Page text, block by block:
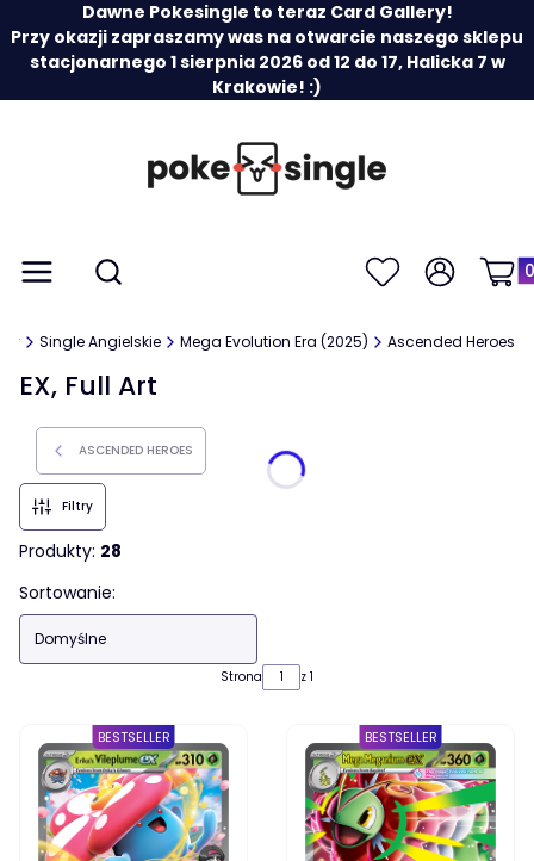
Dawne Pokesingle to teraz Card Gallery!
Przy okazji zapraszamy was na otwarcie naszego sklepu
stacjonarnego 1 sierpnia 2026 od 12 do 17, Halicka 7 w
Krakowie! :)
Menu Otwórz wyszukiwarkę
Szukaj UlubioneZaloguj się
Single Angielskie Mega Evolution Era (2025) Ascended Heroes
EX, Full Art
ASCENDED HEROES
Filtry
Produkty: 28
Lista produktów
Sortowanie:
Domyślne
Strona z 1
BESTSELLER BESTSELLER